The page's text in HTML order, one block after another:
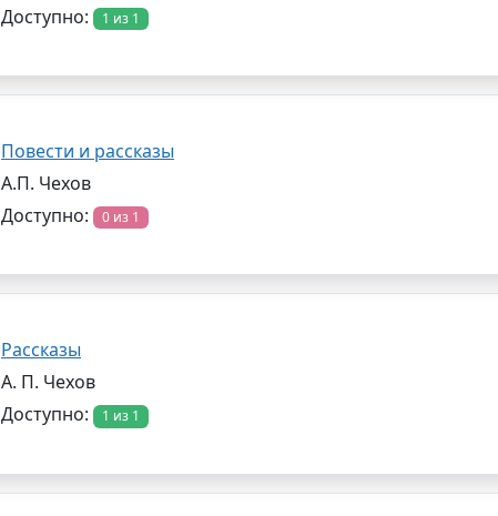
Доступно:
1 из 1
Повести и рассказы
А.П. Чехов
Доступно:
0 из 1
Рассказы
А. П. Чехов
Доступно:
1 из 1